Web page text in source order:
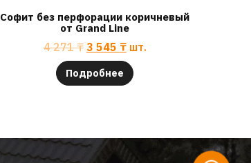
Софит без перфорации коричневый
от Grand Line
4 271₸ 3 545 ₸ шт.
Подробнее